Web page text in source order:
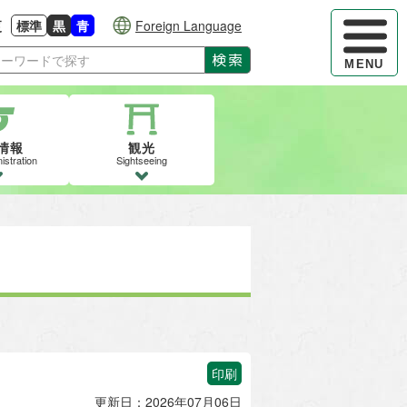
ハンバー
MENU
きさに戻す
標準
背景色の変更：白
黒
背景色の変更：黒
青
背景色の変更：青
Foreign Language
検索
報 観光
Sightseeing
印刷
更新日：2026年07月06日